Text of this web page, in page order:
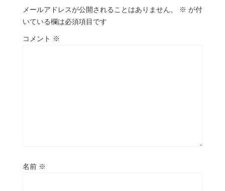
メールアドレスが公開されることはありません。 ※ が付
いている欄は必須項目です
コメント ※
名前 ※